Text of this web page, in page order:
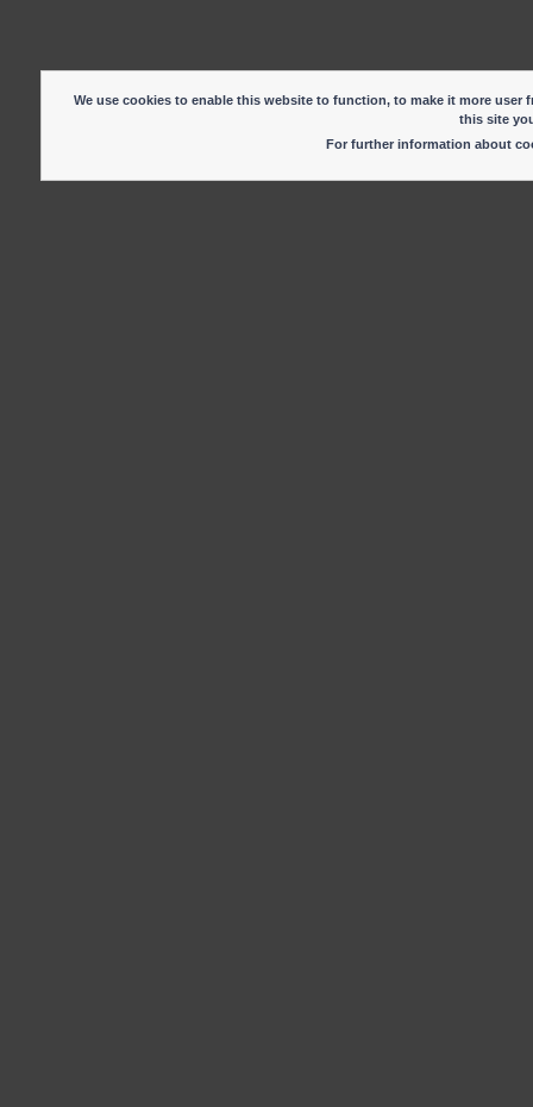
We use cookies to enable this website to function, to make it more
this site
For further information about